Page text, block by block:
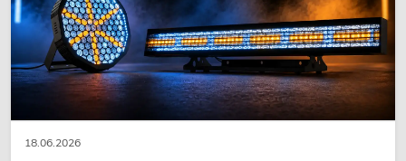
18.06.2026